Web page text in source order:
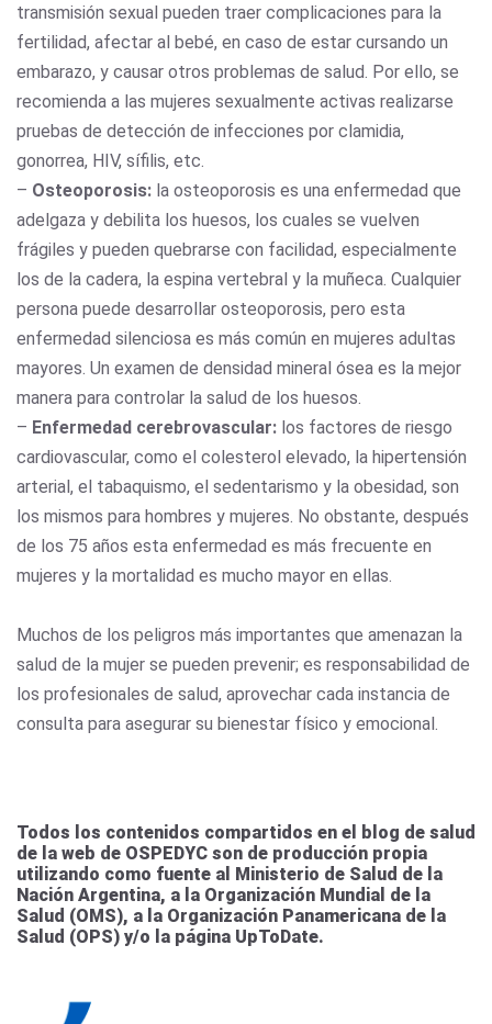
transmisión sexual pueden traer complicaciones para la
fertilidad, afectar al bebé, en caso de estar cursando un
embarazo, y causar otros problemas de salud. Por ello, se
recomienda a las mujeres sexualmente activas realizarse
pruebas de detección de infecciones por clamidia,
gonorrea, HIV, sífilis, etc.
– Osteoporosis: la osteoporosis es una enfermedad que
adelgaza y debilita los huesos, los cuales se vuelven
frágiles y pueden quebrarse con facilidad, especialmente
los de la cadera, la espina vertebral y la muñeca. Cualquier
persona puede desarrollar osteoporosis, pero esta
enfermedad silenciosa es más común en mujeres adultas
mayores. Un examen de densidad mineral ósea es la mejor
manera para controlar la salud de los huesos.
– Enfermedad cerebrovascular: los factores de riesgo
cardiovascular, como el colesterol elevado, la hipertensión
arterial, el tabaquismo, el sedentarismo y la obesidad, son
los mismos para hombres y mujeres. No obstante, después
de los 75 años esta enfermedad es más frecuente en
mujeres y la mortalidad es mucho mayor en ellas.
Muchos de los peligros más importantes que amenazan la
salud de la mujer se pueden prevenir; es responsabilidad de
los profesionales de salud, aprovechar cada instancia de
consulta para asegurar su bienestar físico y emocional.
Todos los contenidos compartidos en el blog de salud
de la web de OSPEDYC son de producción propia
utilizando como fuente al Ministerio de Salud de la
Nación Argentina, a la Organización Mundial de la
Salud (OMS), a la Organización Panamericana de la
Salud (OPS) y/o la página UpToDate.